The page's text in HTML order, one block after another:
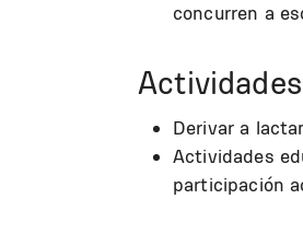
concurren a
Actividades
Derivar a
Actividades
participación